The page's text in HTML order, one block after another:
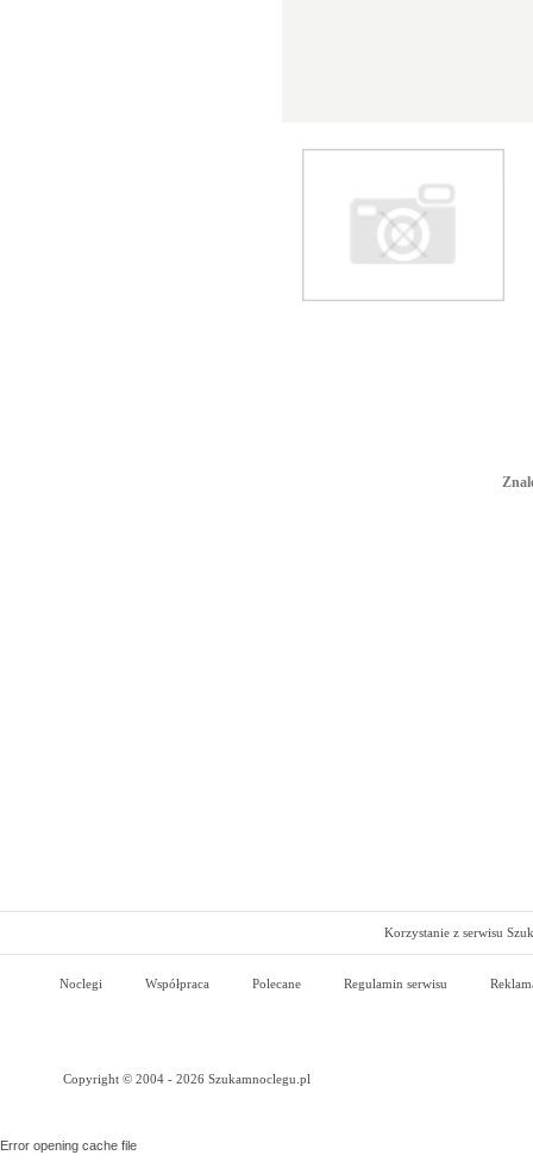
Korzystanie z serwisu
Noclegi Współpraca Polecane Regulamin serwisu
Copyright © 2004 - 2026 Szukamnoclegu.pl
Error opening cache file